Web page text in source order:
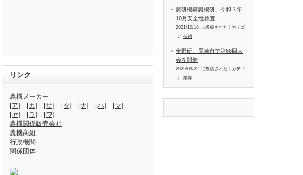
リンク
農機メーカー
[ア]
[カ] [サ] [タ] [ナ] [ハ]
[マ]
[ヤ]
[ラ]
[ワ]
農機関係販売会社
農機商組
行政機関
関係団体
農研機構農機研、令和３年
10月安全性検査
2021/10/18 に投稿された
カテゴ
リ: 技術
全野研、長崎市で第68回大
会を開催
2025/09/22 に投稿された
カテゴ
リ: 業界